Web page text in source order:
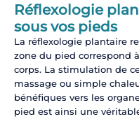
Réflexologie
sous vos pieds
La réflexologie plantaire
zone du pied correspond
corps. La stimulation de
massage ou simple
bénéfiques vers les
pied est ainsi une